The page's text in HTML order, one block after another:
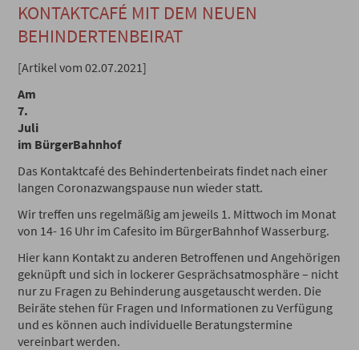
KONTAKTCAFÉ MIT DEM NEUEN
BEHINDERTENBEIRAT
[Artikel vom 02.07.2021]
Am
7.
Juli
im BürgerBahnhof
Das Kontaktcafé des Behindertenbeirats findet nach einer
langen Coronazwangspause nun wieder statt.
Wir treffen uns regelmäßig am jeweils 1. Mittwoch im Monat
von 14- 16 Uhr im Cafesito im BürgerBahnhof Wasserburg.
Hier kann Kontakt zu anderen Betroffenen und Angehörigen
geknüpft und sich in lockerer Gesprächsatmosphäre – nicht
nur zu Fragen zu Behinderung ausgetauscht werden. Die
Beiräte stehen für Fragen und Informationen zu Verfügung
und es können auch individuelle Beratungstermine
vereinbart werden.